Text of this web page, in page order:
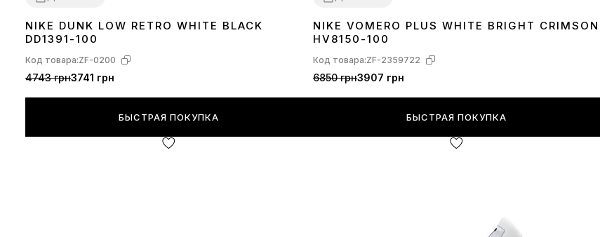
3637 383940 4142 43 4445
NIKE DUNK LOW RETRO WHITE BLACK
DD1391-100
Код товара:ZF-0200
4743 грн3741 грн
БЫСТРАЯ ПОКУПКА
4243 4445
NIKE VOMERO PLUS WHITE BRIGHT CRIMSON
HV8150-100
Код товара:ZF-2359722
6850 грн3907 грн
БЫСТРАЯ ПОКУПКА